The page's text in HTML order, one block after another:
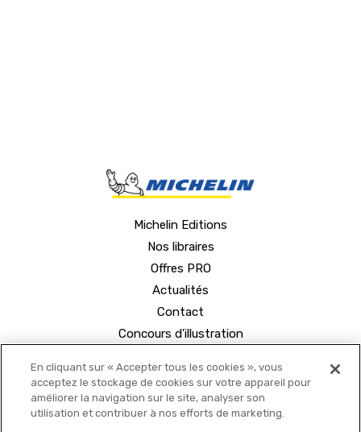
Michelin Editions
Nos libraires
Offres PRO
Actualités
Contact
Concours d'illustration
En cliquant sur « Accepter tous les cookies », vous
acceptez le stockage de cookies sur votre appareil pour
améliorer la navigation sur le site, analyser son
utilisation et contribuer à nos efforts de marketing.